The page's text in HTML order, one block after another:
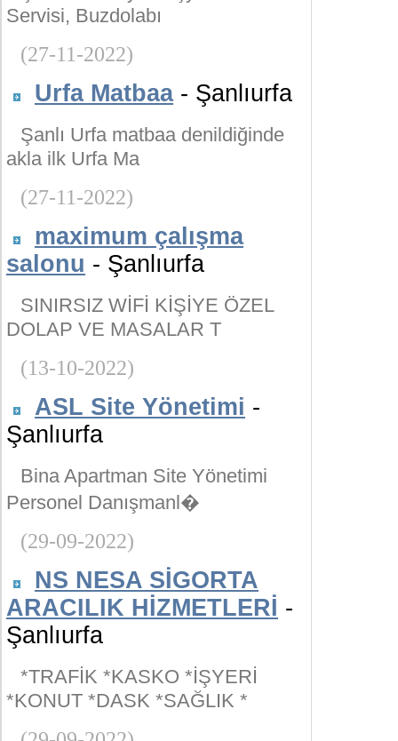
Servisi, Buzdolabı
(27-11-2022)
Urfa Matbaa- Şanlıurfa
Şanlı Urfa matbaa denildiğinde
akla ilk Urfa Ma
(27-11-2022)
maximum çalışma
salonu - Şanlıurfa
SINIRSIZ WİFİ KİŞİYE ÖZEL
DOLAP VE MASALAR T
(13-10-2022)
ASL Site Yönetimi -
Şanlıurfa
Bina Apartman Site Yönetimi
Personel Danışmanl�
(29-09-2022)
NS NESA SİGORTA
ARACILIK HİZMETLERİ -
Şanlıurfa
*TRAFİK *KASKO *İŞYERİ
*KONUT *DASK *SAĞLIK *